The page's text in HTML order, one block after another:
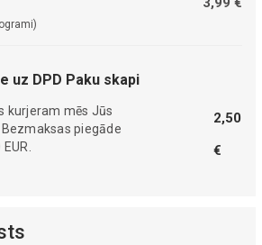
uz DPD Paku skapi
kurjeram mēs Jūs
piegāde
2,50
€